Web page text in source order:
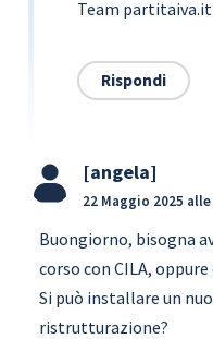
Team partitaiva.it
Rispondi
angela
22 Maggio 2025 alle
Buongiorno, bisogna avere una ristrutturazione in
corso con CILA, oppure
Si può installare un
ristrutturazione?